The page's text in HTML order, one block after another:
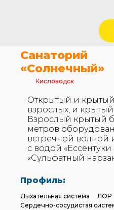
Санаторий
«Солнечный»
Кисловодск
Открытый и
взрослых, и
Взрослый крытый
метров
встречной волной
с водой «Ессентуки
«Сульфатный
Профиль:
Дыхательная система
ЛОР
Сердечно-сосудистая